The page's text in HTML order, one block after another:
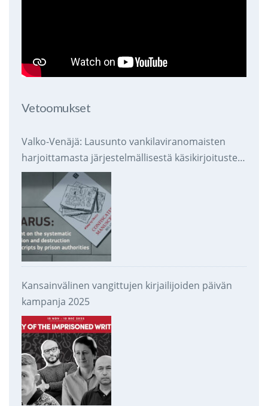
Vetoomukset
Valko-Venäjä: Lausunto vankilaviranomaisten
harjoittamasta järjestelmällisestä käsikirjoitusten
takavarikoinnista ja tuhoamisesta
Kansainvälinen vangittujen kirjailijoiden päivän
kampanja 2025